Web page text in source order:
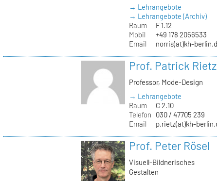
→ Lehrangebote
→ Lehrangebote (Archiv)
Raum
F 1.12
Mobil
+49 178 2056533
Email
norris(at)kh-
Prof. Patrick Rietz
Professor, Mode-Design
→ Lehrangebote
Raum
C 2.10
Telefon
030 / 47705 239
Email
p.rietz(at)kh-
Prof. Peter Rösel
Visuell-Bildnerisches
Gestalten